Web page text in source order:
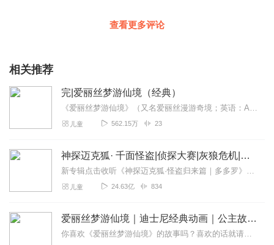
查看更多评论
相关推荐
完|爱丽丝梦游仙境（经典）
《爱丽丝梦游仙境》（又名爱丽丝漫游奇境；英语：Alice'sAdventuresinWonderland）是英国作家查尔斯·路德维希·道奇森以笔名路易斯·卡...
儿童 562.15万 23
神探迈克狐· 千面怪盗|侦探大赛|灰狼危机|多多罗
新专辑点击收听《神探迈克狐·怪盗归来篇｜多多罗》！！！>>>点击进入主播橱窗购买《神探迈克狐》系列图书吧!<<<多多罗故事【点击前往】收听多多罗其他好玩有趣的故...
儿童 24.63亿 834
爱丽丝梦游仙境｜迪士尼经典动画｜公主故事｜睡前故事
你喜欢《爱丽丝梦游仙境》的故事吗？喜欢的话就请多多订阅、好评和收藏吧，也可以把它分享给你的好朋友们哦~关注【天马座动画剧场】，我们会为你带来更多好听的故事哦！！...